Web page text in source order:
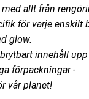
allt från
för varje enskilt
glow.
innehåll
förpackningar -
vår planet!